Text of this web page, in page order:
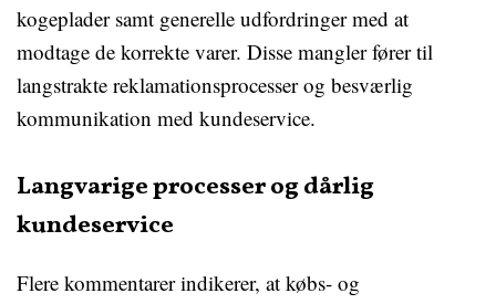
kogeplader samt generelle udfordringer med at
modtage de korrekte varer. Disse mangler fører til
langstrakte reklamationsprocesser og besværlig
kommunikation med kundeservice.
Langvarige processer og dårlig
kundeservice
Flere kommentarer indikerer, at købs- og